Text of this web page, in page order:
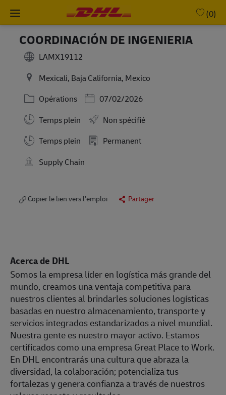
(0)
COORDINACIÓN DE INGENIERIA
LAMX19112
Mexicali, Baja California, Mexico
Catégorie
Opérations Posted Date
07/02/2026
Temps plein
Non spécifié
Working Hours
Temps plein
Permanent
Supply Chain
Copier le lien vers l’emploi Partager
Acerca de DHL
Somos la empresa líder en logística más grande del
mundo, creamos una ventaja competitiva para
nuestros clientes al brindarles soluciones logísticas
basadas en nuestro almacenamiento, transporte y
servicios integrados estandarizados a nivel mundial.
Nuestra gente es nuestro mayor activo. Estamos
certificados como una empresa Great Place to Work.
En DHL encontrarás una cultura que abraza la
diversidad, la colaboración; potencializa tus
fortalezas y genera confianza a través de nuestros